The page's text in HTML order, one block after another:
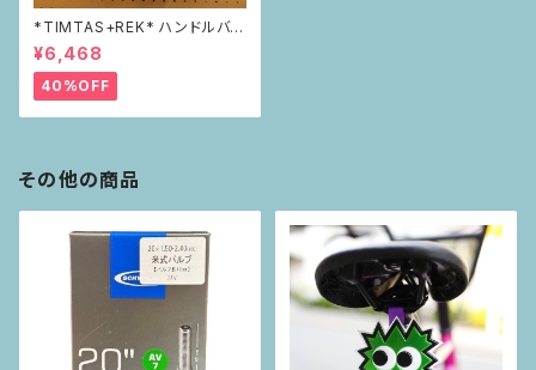
*TIMTAS+REK* ハンドルバー
バッグ
¥6,468
40%OFF
その他の商品